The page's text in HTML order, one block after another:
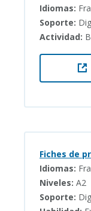
Idiomas:
Soporte:
Actividad:
Fiches de
Idiomas:
Niveles: A2
Soporte: